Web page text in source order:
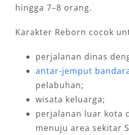
hingga 7–8 orang.
Karakter Reborn cocok
perjalanan dinas
antar-jemput
pelabuhan;
wisata keluarga;
perjalanan luar kota
menuju area sekitar